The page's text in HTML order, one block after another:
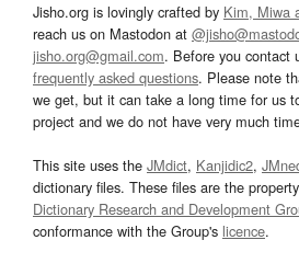
Jisho.org is lovingly crafted by Kim, Miwa
reach us on Mastodon at
jisho.org@gmail.com. Before you contact
frequently asked questions. Please note
we get, but it can take a long time for us
project and we do not have very much
This site uses the JMdict, Kanjidic2,
dictionary files. These files are the
Dictionary Research and Development
conformance with the Group's licence.